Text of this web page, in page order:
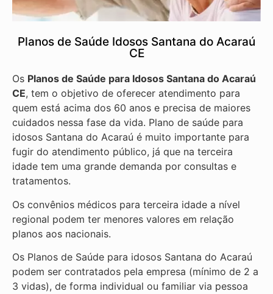
Planos de Saúde Idosos Santana do Acaraú
CE
Os Planos de Saúde para Idosos Santana do Acaraú
CE, tem o objetivo de oferecer atendimento para
quem está acima dos 60 anos e precisa de maiores
cuidados nessa fase da vida. Plano de saúde para
idosos Santana do Acaraú é muito importante para
fugir do atendimento público, já que na terceira
idade tem uma grande demanda por consultas e
tratamentos.
Os convênios médicos para terceira idade a nível
regional podem ter menores valores em relação
planos aos nacionais.
Os Planos de Saúde para idosos Santana do Acaraú
podem ser contratados pela empresa (mínimo de 2 a
3 vidas), de forma individual ou familiar via pessoa